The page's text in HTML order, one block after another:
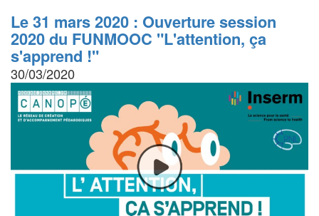
Le 31 mars 2020 : Ouverture session
2020 du FUNMOOC "L'attention, ça
s'apprend !"
30/03/2020